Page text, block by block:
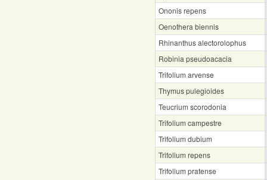
Ononis repens
Oenothera biennis
Rhinanthus alectorolophus
Robinia pseudoacacia
Trifolium arvense
Thymus pulegioides
Teucrium scorodonia
Trifolium campestre
Trifolium dubium
Trifolium repens
Trifolium pratense